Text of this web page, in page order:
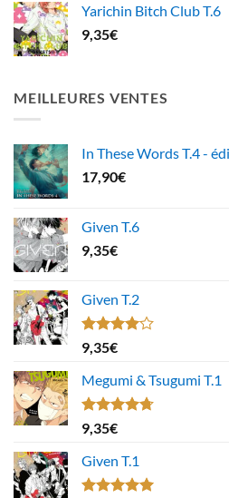
Yarichin Bitch Club T.6
9,35€
MEILLEURES VENTES
In These Words T.4 -
17,90€
Given T.6
9,35€
Given T.2
Note
4.00
5
9,35€
Megumi & Tsugumi T.1
Note4.67
sur 5
9,35€
Given T.1